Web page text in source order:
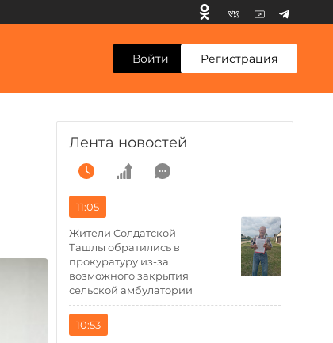
Войти Регистрация
Лента новостей
11:05
Жители Солдатской
Ташлы обратились в
прокуратуру из-за
возможного закрытия
сельской амбулатории
10:53